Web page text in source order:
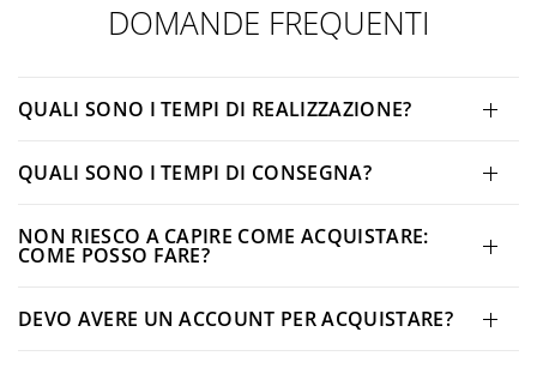
DOMANDE FREQUENTI
QUALI SONO I TEMPI DI REALIZZAZIONE?
QUALI SONO I TEMPI DI CONSEGNA?
NON RIESCO A CAPIRE COME ACQUISTARE:
COME POSSO FARE?
DEVO AVERE UN ACCOUNT PER ACQUISTARE?